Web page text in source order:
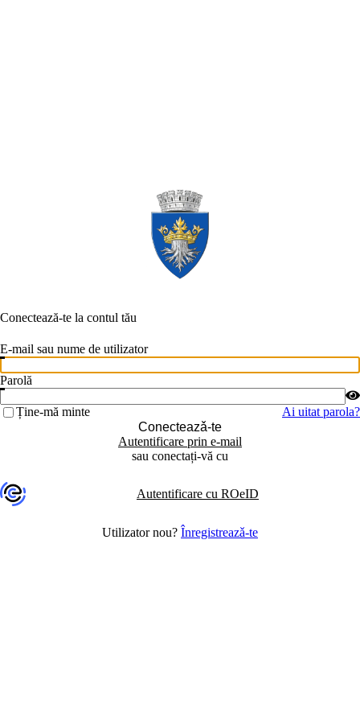
Conectează-te la contul tău
E-mail sau nume de utilizator
Parolă
Ține-mă minte
Ai uitat parola?
Conecteazǎ-te
Autentificare prin e-mail
sau conectați-vă cu
Autentificare cu ROeID
Utilizator nou? Înregistreazǎ-te